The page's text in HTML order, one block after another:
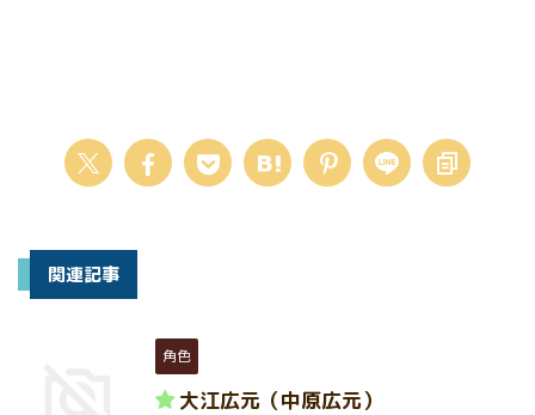
関連記事
角色
大江広元（中原広元）